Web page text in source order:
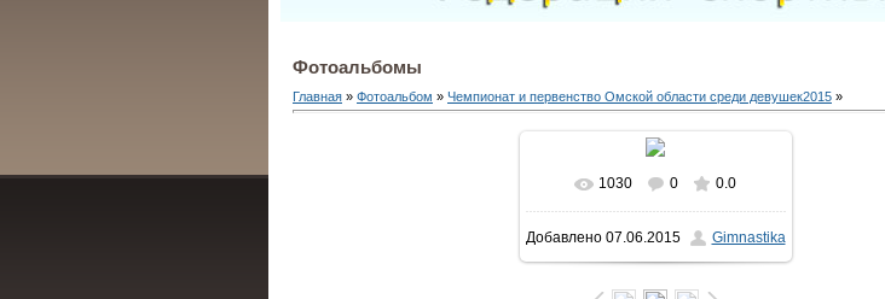
Фотоальбомы
Главная » Фотоальбом » Чемпионат и первенство Омской области среди девушек2015 »
В реальном размере
1600x1200/ 162.6Kb
1030 0 0.0
Добавлено07.06.2015 Gimnastika